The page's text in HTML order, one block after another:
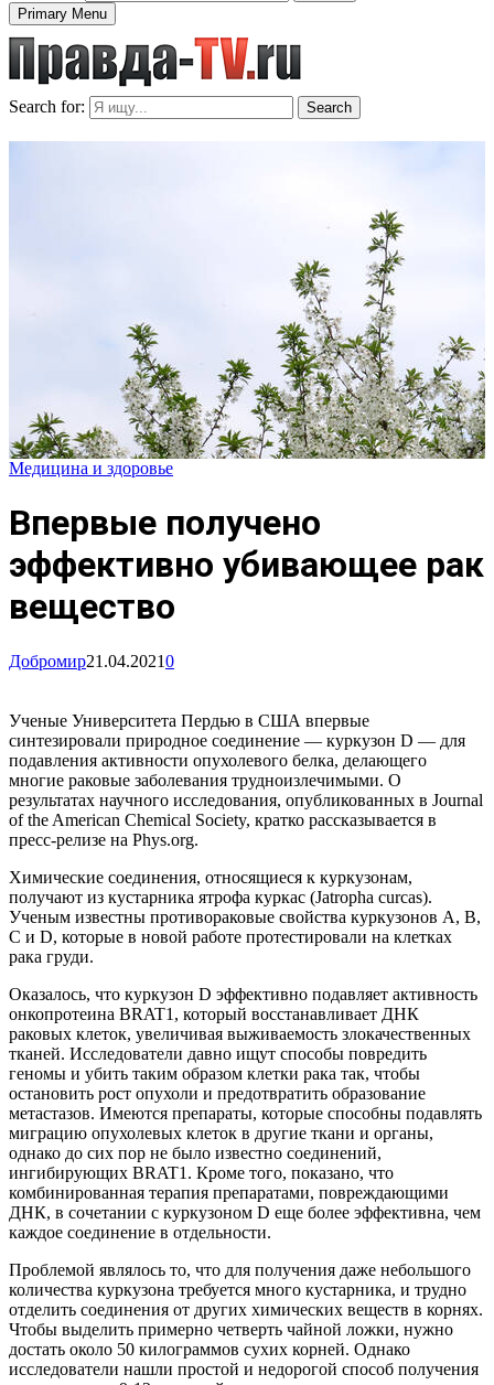
Primary Menu
Search for: Search
Медицина и здоровье
Впервые получено
эффективно убивающее рак
вещество
Добромир21.04.20210
Ученые Университета Пердью в США впервые
синтезировали природное соединение — куркузон D — для
подавления активности опухолевого белка, делающего
многие раковые заболевания трудноизлечимыми. О
результатах научного исследования, опубликованных в Journal
of the American Chemical Society, кратко рассказывается в
пресс-релизе на Phys.org.
Химические соединения, относящиеся к куркузонам,
получают из кустарника ятрофа куркас (Jatropha curcas).
Ученым известны противораковые свойства куркузонов A, B,
C и D, которые в новой работе протестировали на клетках
рака груди.
Оказалось, что куркузон D эффективно подавляет активность
онкопротеина BRAT1, который восстанавливает ДНК
раковых клеток, увеличивая выживаемость злокачественных
тканей. Исследователи давно ищут способы повредить
геномы и убить таким образом клетки рака так, чтобы
остановить рост опухоли и предотвратить образование
метастазов. Имеются препараты, которые способны подавлять
миграцию опухолевых клеток в другие ткани и органы,
однако до сих пор не было известно соединений,
ингибирующих BRAT1. Кроме того, показано, что
комбинированная терапия препаратами, повреждающими
ДНК, в сочетании с куркузоном D еще более эффективна, чем
каждое соединение в отдельности.
Проблемой являлось то, что для получения даже небольшого
количества куркузона требуется много кустарника, и трудно
отделить соединения от других химических веществ в корнях.
Чтобы выделить примерно четверть чайной ложки, нужно
достать около 50 килограммов сухих корней. Однако
исследователи нашли простой и недорогой способ получения